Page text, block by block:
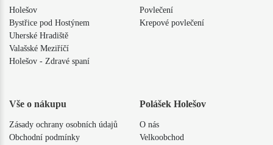
Holešov
Bystřice pod Hostýnem
Uherské Hradiště
Valašské Meziříčí
Holešov - Zdravé spaní
Povlečení
Krepové povlečení
Vše o nákupu
Zásady ochrany osobních údajů
Obchodní podmínky
Polášek Holešov
O nás
Velkoobchod